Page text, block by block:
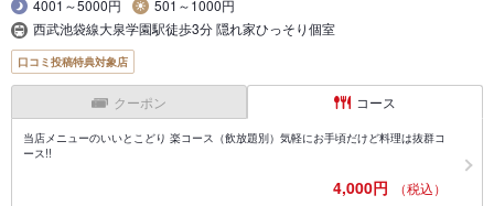
4001～5000円
501～1000円
西武池袋線大泉学園駅徒歩3分 隠れ家ひっそり個室
口コミ投稿特典対象店
クーポン コース
当店メニューのいいとこどり 楽コース（飲放題別）気軽にお手頃だけど料理は抜群コ
ース!!
4,000円 （税込）